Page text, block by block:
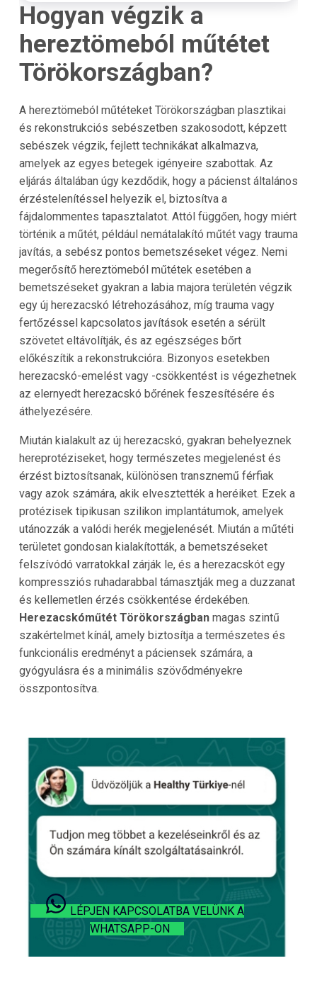
Hogyan végzik a
hereztömeból műtétet
Törökországban?
A hereztömeból műtéteket Törökországban plasztikai
és rekonstrukciós sebészetben szakosodott, képzett
sebészek végzik, fejlett technikákat alkalmazva,
amelyek az egyes betegek igényeire szabottak. Az
eljárás általában úgy kezdődik, hogy a pácienst általános
érzéstelenítéssel helyezik el, biztosítva a
fájdalommentes tapasztalatot. Attól függően, hogy miért
történik a műtét, például nemátalakító műtét vagy trauma
javítás, a sebész pontos bemetszéseket végez. Nemi
megerősítő hereztömeból műtétek esetében a
bemetszéseket gyakran a labia majora területén végzik
egy új herezacskó létrehozásához, míg trauma vagy
fertőzéssel kapcsolatos javítások esetén a sérült
szövetet eltávolítják, és az egészséges bőrt
előkészítik a rekonstrukcióra. Bizonyos esetekben
herezacskó-emelést vagy -csökkentést is végezhetnek
az elernyedt herezacskó bőrének feszesítésére és
áthelyezésére.
Miután kialakult az új herezacskó, gyakran behelyeznek
hereprotéziseket, hogy természetes megjelenést és
érzést biztosítsanak, különösen transznemű férfiak
vagy azok számára, akik elvesztették a heréiket. Ezek a
protézisek tipikusan szilikon implantátumok, amelyek
utánozzák a valódi herék megjelenését. Miután a műtéti
területet gondosan kialakították, a bemetszéseket
felszívódó varratokkal zárják le, és a herezacskót egy
kompressziós ruhadarabbal támasztják meg a duzzanat
és kellemetlen érzés csökkentése érdekében.
Herezacskóműtét Törökországbanmagas szintű
szakértelmet kínál, amely biztosítja a természetes és
funkcionális eredményt a páciensek számára, a
gyógyulásra és a minimális szövődményekre
összpontosítva.
LÉPJEN KAPCSOLATBA VELÜNK A
WHATSAPP-ON